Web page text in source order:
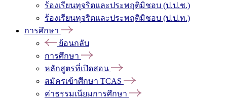
ร้องเรียนทุจริตและประพฤติมิชอบ (ป.ป.ช.)
ร้องเรียนทุจริตและประพฤติมิชอบ (ป.ป.ท.)
การศึกษา
ย้อนกลับ
การศึกษา
หลักสูตรที่เปิดสอน
สมัครเข้าศึกษา TCAS
ค่าธรรมเนียมการศึกษา